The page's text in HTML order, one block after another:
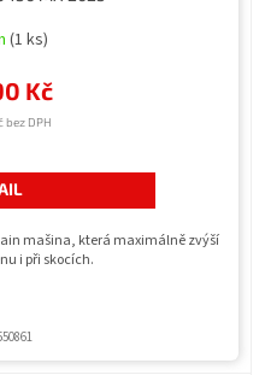
(1 ks)
bez DPH
Kč
mašina, která maximálně zvýší
i při skocích.